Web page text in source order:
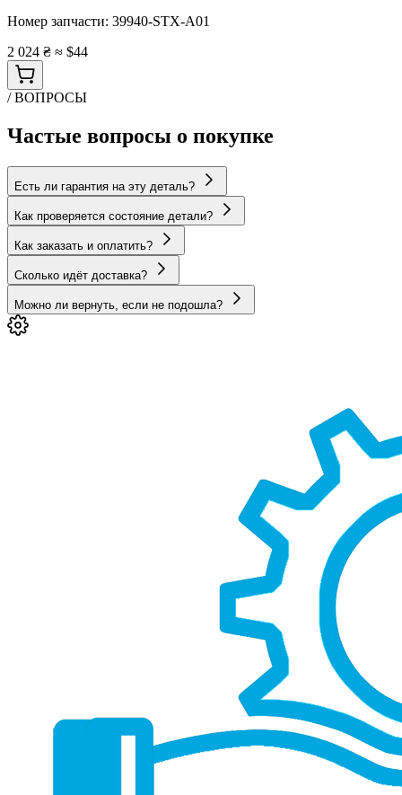
Номер запчасти: 39940-STX-A01
2 024 ₴ ≈ $44
/ ВОПРОСЫ
Частые вопросы о покупке
Есть ли гарантия на эту деталь?
Как проверяется состояние детали?
Как заказать и оплатить?
Сколько идёт доставка?
Можно ли вернуть, если не подошла?